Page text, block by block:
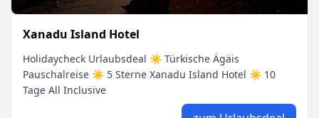
Xanadu Island Hotel
Holidaycheck Urlaubsdeal ☀ Türkische Ägäis
Pauschalreise ☀ 5 Sterne Xanadu Island Hotel ☀ 10
Tage All Inclusive